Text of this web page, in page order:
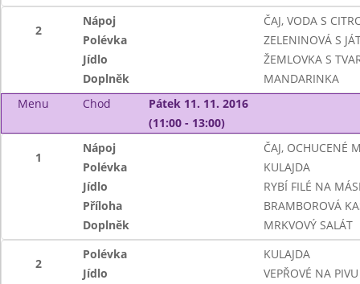
2
Nápoj
ČAJ, VODA S
Polévka
ZELENINOVÁ S
Jídlo
ŽEMLOVKA S
Doplněk
MANDARINKA
Menu
Chod
Pátek 11. 11. 2016
(11:00 - 13:00)
1
Nápoj
ČAJ, OCHUCENÉ
Polévka
KULAJDA
Jídlo
RYBÍ FILÉ NA
Příloha
BRAMBOROVÁ
Doplněk
MRKVOVÝ SALÁT
2
Polévka
KULAJDA
Jídlo
VEPŘOVÉ NA PIVU